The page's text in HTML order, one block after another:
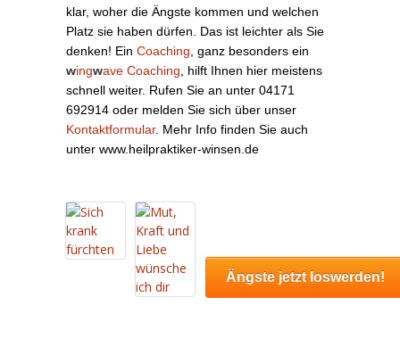
klar, woher die Ängste kommen und welchen
Platz sie haben dürfen. Das ist leichter als Sie
denken! Ein Coaching , ganz besonders ein
wingwave Coaching , hilft Ihnen hier meistens
schnell weiter. Rufen Sie an unter 04171
692914 oder melden Sie sich über unser
Kontaktformular. Mehr Info finden Sie auch
unter www.heilpraktiker-winsen.de
Ängste jetzt loswerden!